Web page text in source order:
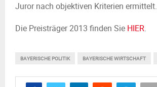
Juror nach objektiven Kriterien ermittelt.
Die Preisträger 2013 finden Sie HIER.
BAYERISCHE POLITIK BAYERISCHE WIRTSCHAFT